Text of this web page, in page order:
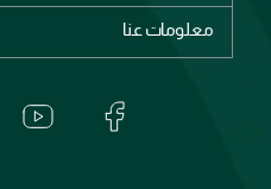
اشترِ بطاقة هدية
بربري
إيف سان لوران
معلومات عنا